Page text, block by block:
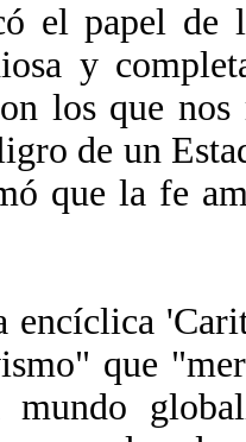
el papel de
y
los que
de un
que la fe
encíclica
que
mundo